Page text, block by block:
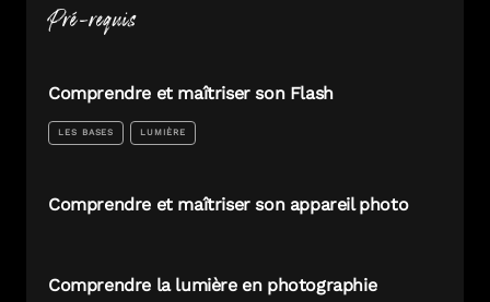
Pré-requis
Comprendre et maîtriser son Flash
LES BASES LUMIÈRE
Comprendre et maîtriser son appareil photo
Comprendre la lumière en photographie